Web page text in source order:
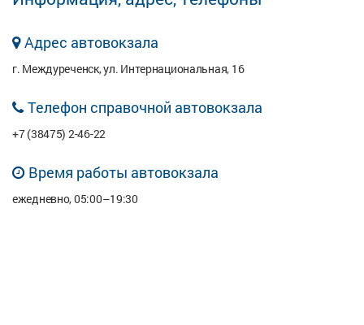
Адрес автовокзала
г. Междуреченск, ул. Интернациональная, 16
Телефон справочной автовокзала
+7 (38475) 2-46-22
Время работы автовокзала
ежедневно, 05:00–19:30